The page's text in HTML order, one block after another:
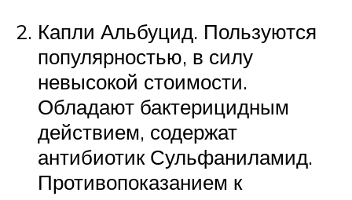
Капли Альбуцид. Пользуются
популярностью, в силу
невысокой стоимости.
Обладают бактерицидным
действием, содержат
антибиотик Сульфаниламид.
Противопоказанием к